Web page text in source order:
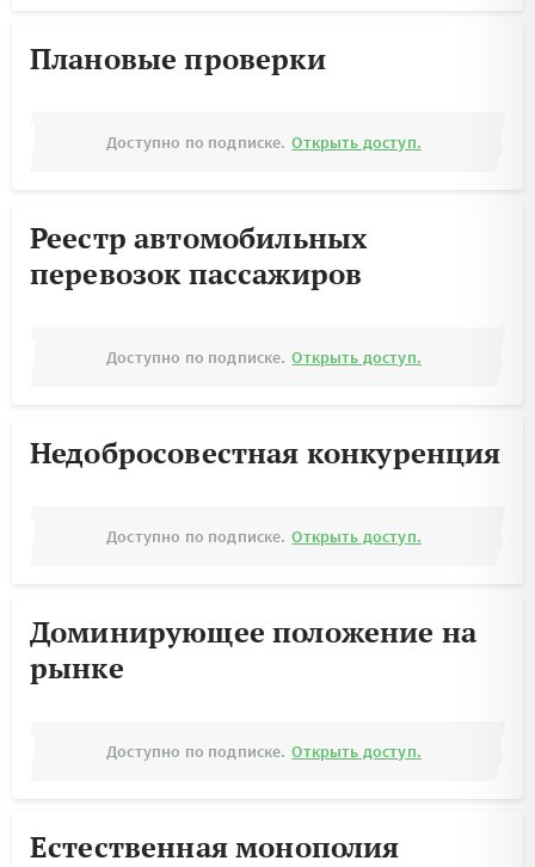
Плановые проверки
Доступно по подписке. Открыть доступ.
Реестр автомобильных
перевозок пассажиров
Доступно по подписке. Открыть доступ.
Недобросовестная конкуренция
Доступно по подписке. Открыть доступ.
Доминирующее положение на
рынке
Доступно по подписке. Открыть доступ.
Естественная монополия